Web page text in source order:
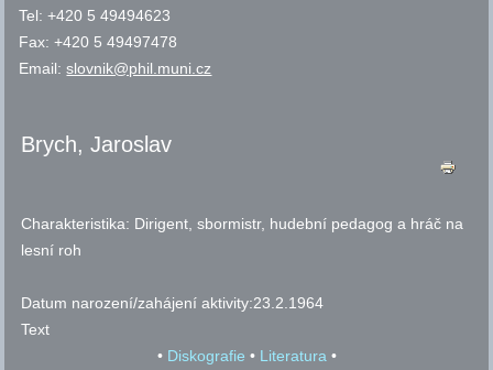
Tel: +420 5 49494623
Fax: +420 5 49497478
Email:slovnik@phil.muni.cz
Brych, Jaroslav
Charakteristika: Dirigent, sbormistr, hudební pedagog a hráč na
lesní roh
Datum narození/zahájení aktivity:23.2.1964
Text
• Diskografie • Literatura•